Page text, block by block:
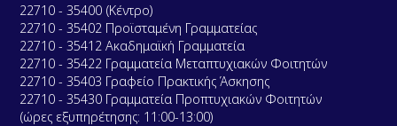
22710 - 35400 (Κέντρο)
22710 - 35402 Προϊσταμένη Γραμματείας
22710 - 35412 Ακαδημαϊκή Γραμματεία
22710 - 35422 Γραμματεία Μεταπτυχιακών Φοιτητών
22710 - 35403 Γραφείο Πρακτικής Άσκησης
22710 - 35430 Γραμματεία Προπτυχιακών Φοιτητών
(ώρες εξυπηρέτησης: 11:00-13:00)